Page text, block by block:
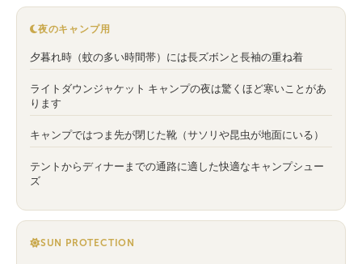
夜のキャンプ用
夕暮れ時（蚊の多い時間帯）には長ズボンと長袖の重ね着
ライトダウンジャケット キャンプの夜は驚くほど寒いことがあ
ります
キャンプではつま先が閉じた靴（サソリや昆虫が地面にいる）
テントからディナーまでの通路に適した快適なキャンプシュー
ズ
SUN PROTECTION